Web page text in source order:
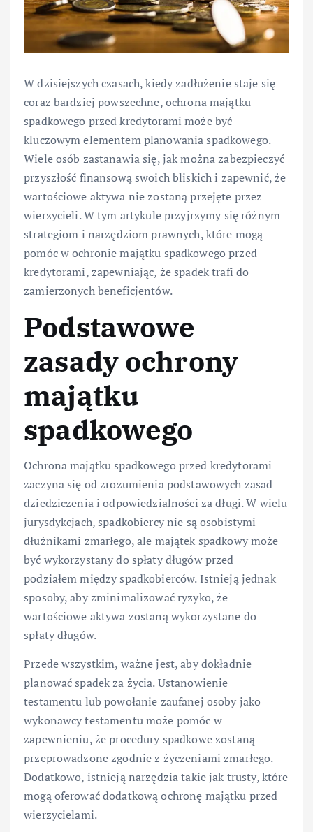
W dzisiejszych czasach, kiedy zadłużenie staje się
coraz bardziej powszechne, ochrona majątku
spadkowego przed kredytorami może być
kluczowym elementem planowania spadkowego.
Wiele osób zastanawia się, jak można zabezpieczyć
przyszłość finansową swoich bliskich i zapewnić, że
wartościowe aktywa nie zostaną przejęte przez
wierzycieli. W tym artykule przyjrzymy się różnym
strategiom i narzędziom prawnych, które mogą
pomóc w ochronie majątku spadkowego przed
kredytorami, zapewniając, że spadek trafi do
zamierzonych beneficjentów.
Podstawowe
zasady ochrony
majątku
spadkowego
Ochrona majątku spadkowego przed kredytorami
zaczyna się od zrozumienia podstawowych zasad
dziedziczenia i odpowiedzialności za długi. W wielu
jurysdykcjach, spadkobiercy nie są osobistymi
dłużnikami zmarłego, ale majątek spadkowy może
być wykorzystany do spłaty długów przed
podziałem między spadkobierców. Istnieją jednak
sposoby, aby zminimalizować ryzyko, że
wartościowe aktywa zostaną wykorzystane do
spłaty długów.
Przede wszystkim, ważne jest, aby dokładnie
planować spadek za życia. Ustanowienie
testamentu lub powołanie zaufanej osoby jako
wykonawcy testamentu może pomóc w
zapewnieniu, że procedury spadkowe zostaną
przeprowadzone zgodnie z życzeniami zmarłego.
Dodatkowo, istnieją narzędzia takie jak trusty, które
mogą oferować dodatkową ochronę majątku przed
wierzycielami.